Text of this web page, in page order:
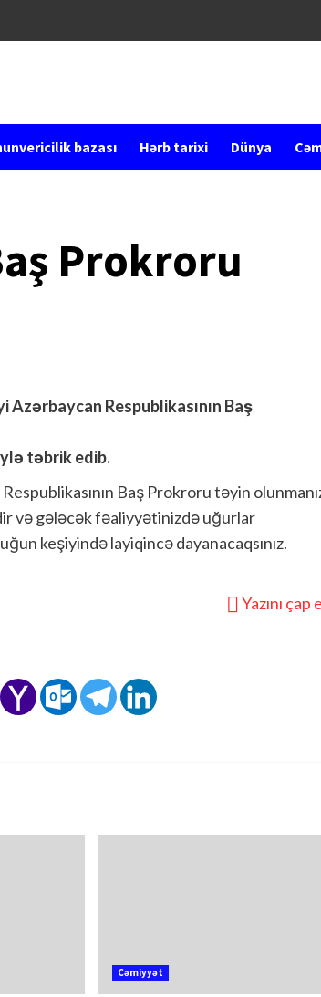
bazası Hərb tarixi Dünya
Prokroru
Respublikasının Baş
təbrik edib.
Baş Prokroru təyin
və gələcək fəaliyyətinizdə uğurlar
keşiyində layiqincə dayanacaqsınız.
Yazını çap
Cəmiyyət